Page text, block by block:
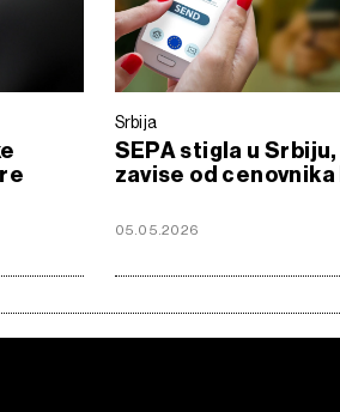
Srbija
SEPA stigla u
zavise od cenovnika
05.05.2026